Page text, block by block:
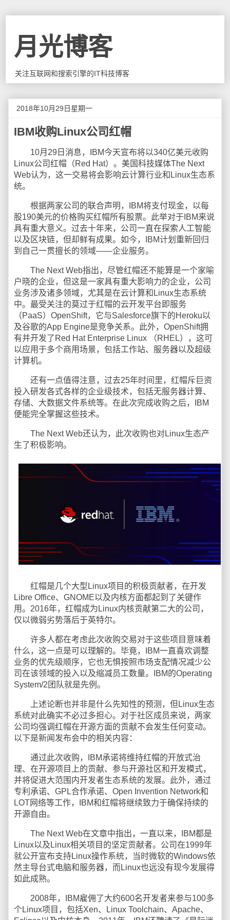
月光博客
关注互联网和搜索引擎的IT科技博客
2018年10月29日星期一
IBM收购Linux公司红帽
10月29日消息，IBM今天宣布将以340亿美元收购
Linux公司红帽（Red Hat）。美国科技媒体The Next
Web认为，这一交易将会影响云计算行业和Linux生态系
统。
根据两家公司的联合声明，IBM将支付现金，以每
股190美元的价格购买红帽所有股票。此举对于IBM来说
具有重大意义。过去十年来，公司一直在探索人工智能
以及区块链，但却鲜有成果。如今，IBM计划重新回归
到自己一贯擅长的领域——企业服务。
The Next Web指出，尽管红帽还不能算是一个家喻
户晓的企业，但这是一家具有重大影响力的企业，公司
业务涉及诸多领域，尤其是在云计算和Linux生态系统
中。最受关注的莫过于红帽的云开发平台即服务
（PaaS）OpenShift，它与Salesforce旗下的Heroku以
及谷歌的App Engine是竞争关系。此外，OpenShift拥
有并开发了Red Hat Enterprise Linux （RHEL），这可
以应用于多个商用场景，包括工作站、服务器以及超级
计算机。
还有一点值得注意，过去25年时间里，红帽斥巨资
投入研发各式各样的企业级技术，包括无服务器计算、
存储、大数据文件系统等。在此次完成收购之后，IBM
便能完全掌握这些技术。
The Next Web还认为，此次收购也对Linux生态产
生了积极影响。
红帽是几个大型Linux项目的积极贡献者，在开发
Libre Office、GNOME以及内核方面都起到了关键作
用。2016年，红帽成为Linux内核贡献第二大的公司，
仅以微弱劣势落后于英特尔。
许多人都在考虑此次收购交易对于这些项目意味着
什么，这一点是可以理解的。毕竟，IBM一直喜欢调整
业务的优先级顺序，它也无惧按照市场支配情况减少公
司在该领域的投入以及缩减员工数量。IBM的Operating
System/2团队就是先例。
上述论断也并非是什么先知性的预测，但Linux生态
系统对此确实不必过多担心。对于社区成员来说，两家
公司均强调红帽在开源方面的贡献不会发生任何变动。
以下是新闻发布会中的相关内容：
通过此次收购，IBM承诺将维持红帽的开放式治
理、在开源项目上的贡献、参与开源社区和开发模式，
并将促进大范围内开发者生态系统的发展。此外，通过
专利承诺、GPL合作承诺、Open Invention Network和
LOT网络等工作，IBM和红帽将继续致力于确保持续的
开源自由。
The Next Web在文章中指出，一直以来，IBM都是
Linux以及Linux相关项目的坚定贡献者。公司在1999年
就公开宣布支持Linux操作系统，当时微软的Windows依
然主导台式电脑和服务器，而Linux也远没有现今发展得
如此成熟。
2008年，IBM雇佣了大约600名开发者来参与100多
个Linux项目，包括Xen、Linux Toolchain、Apache、